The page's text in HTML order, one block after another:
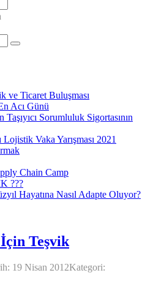
ve Ticaret Buluşması
Acı Günü
Sorumluluk Sigortasının
Vaka Yarışması 2021
Chain Camp
???
Hayatına Nasıl Adapte Oluyor?
Teşvik
19 Nisan 2012Kategori: